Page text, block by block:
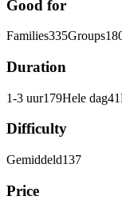
Good for
Families335Groups
Duration
1-3 uur179Hele dag41
Difficulty
Gemiddeld137
Price